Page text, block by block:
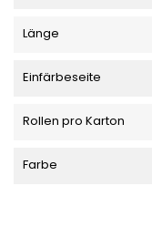
Länge
Einfärbeseite
Rollen pro Karton
Farbe